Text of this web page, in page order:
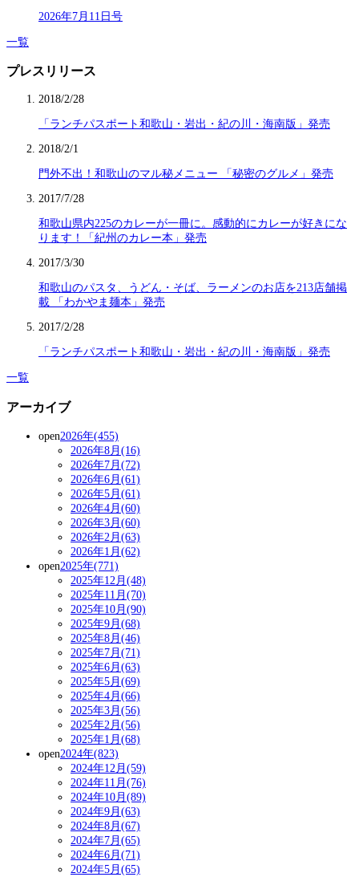
2026年7月11日号
一覧
プレスリリース
2018/2/28
「ランチパスポート和歌山・岩出・紀の川・海南版」発売
2018/2/1
門外不出！和歌山のマル秘メニュー 「秘密のグルメ」発売
2017/7/28
和歌山県内225のカレーが一冊に。感動的にカレーが好きにな
ります！「紀州のカレー本」発売
2017/3/30
和歌山のパスタ、うどん・そば、ラーメンのお店を213店舗掲
載 「わかやま麺本」発売
2017/2/28
「ランチパスポート和歌山・岩出・紀の川・海南版」発売
一覧
アーカイブ
open2026年(455)
2026年8月(16)
2026年7月(72)
2026年6月(61)
2026年5月(61)
2026年4月(60)
2026年3月(60)
2026年2月(63)
2026年1月(62)
open2025年(771)
2025年12月(48)
2025年11月(70)
2025年10月(90)
2025年9月(68)
2025年8月(46)
2025年7月(71)
2025年6月(63)
2025年5月(69)
2025年4月(66)
2025年3月(56)
2025年2月(56)
2025年1月(68)
open2024年(823)
2024年12月(59)
2024年11月(76)
2024年10月(89)
2024年9月(63)
2024年8月(67)
2024年7月(65)
2024年6月(71)
2024年5月(65)